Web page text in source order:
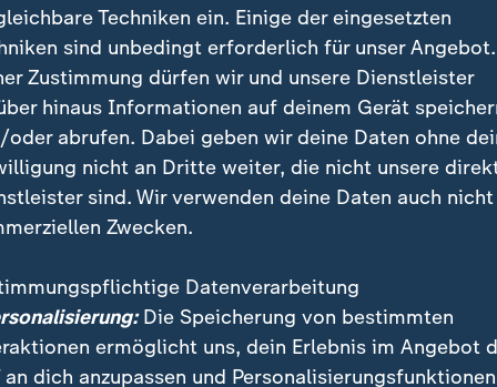
des EU-Klimadiensts Copernikus und der
vor allem in Europa, weiter voran.
Techniken ein. Einige der eingesetzten
sind unbedingt erforderlich für unser
Zustimmung dürfen wir und unsere Dienstleister
hinaus Informationen auf deinem Gerät
oder abrufen. Dabei geben wir deine Daten ohne
nicht an Dritte weiter, die nicht unsere
sind. Wir verwenden deine Daten auch nicht
Zwecken.
Datenverarbeitung
Die Speicherung von bestimmten
ermöglicht uns, dein Erlebnis im Angebot
an dich anzupassen und Personalisierungsfunktionen